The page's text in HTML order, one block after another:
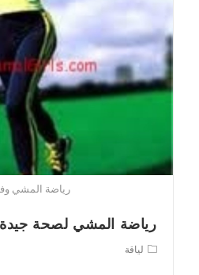
رياضة المشي
رياضة المشي لصحة
Postلياقة